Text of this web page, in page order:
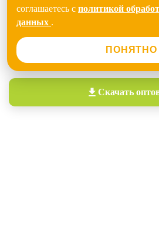
соглашаетесь с политикой
данных .
ПОНЯТНО
Скачать